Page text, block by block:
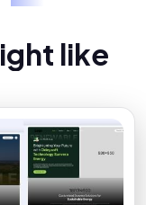
ight like